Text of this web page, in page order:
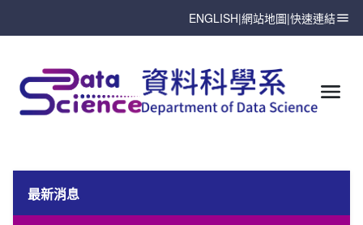
ENGLISH|網站地圖|快速連結
最新消息